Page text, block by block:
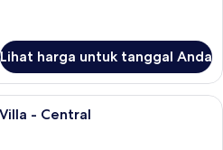
Lihat harga untuk tanggal Anda
Two-Bedroom Junior Pool Villa -
- Central